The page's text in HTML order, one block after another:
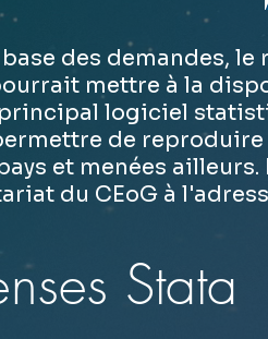
des demandes,
mettre à la
logiciel
de
et menées
du CEoG à
Stata